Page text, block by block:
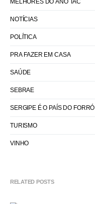
MELHORES DO ANO TAC
NOTÍCIAS
POLÍTICA
PRA FAZER EM CASA
SAÚDE
SEBRAE
SERGIPE É O PAÍS DO FORRÓ
TURISMO
VINHO
RELATED POSTS